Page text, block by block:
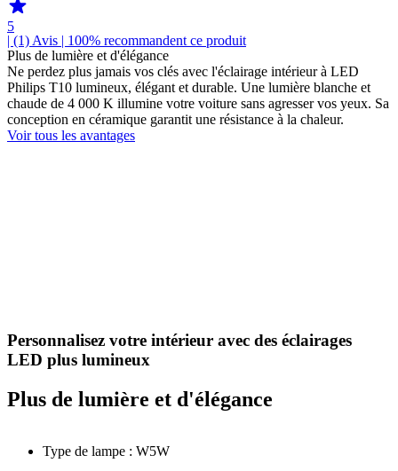
5
| (1) Avis | 100% recommandent ce produit
Plus de lumière et d'élégance
Ne perdez plus jamais vos clés avec l'éclairage intérieur à LED
Philips T10 lumineux, élégant et durable. Une lumière blanche et
chaude de 4 000 K illumine votre voiture sans agresser vos yeux. Sa
conception en céramique garantit une résistance à la chaleur.
Voir tous les avantages
Personnalisez votre intérieur avec des éclairages
LED plus lumineux
Plus de lumière et d'élégance
Type de lampe : W5W